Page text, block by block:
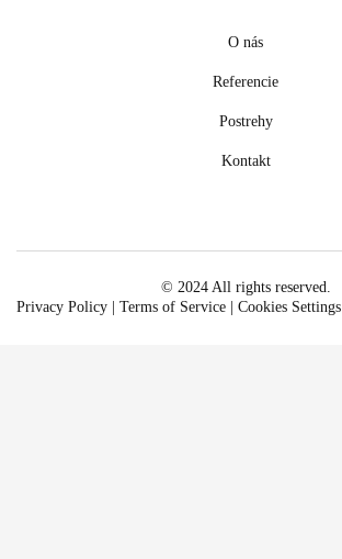
O nás
Referencie
Postrehy
Kontakt
© 2024 All rights reserved.
Privacy Policy | Terms of Service | Cookies Settings